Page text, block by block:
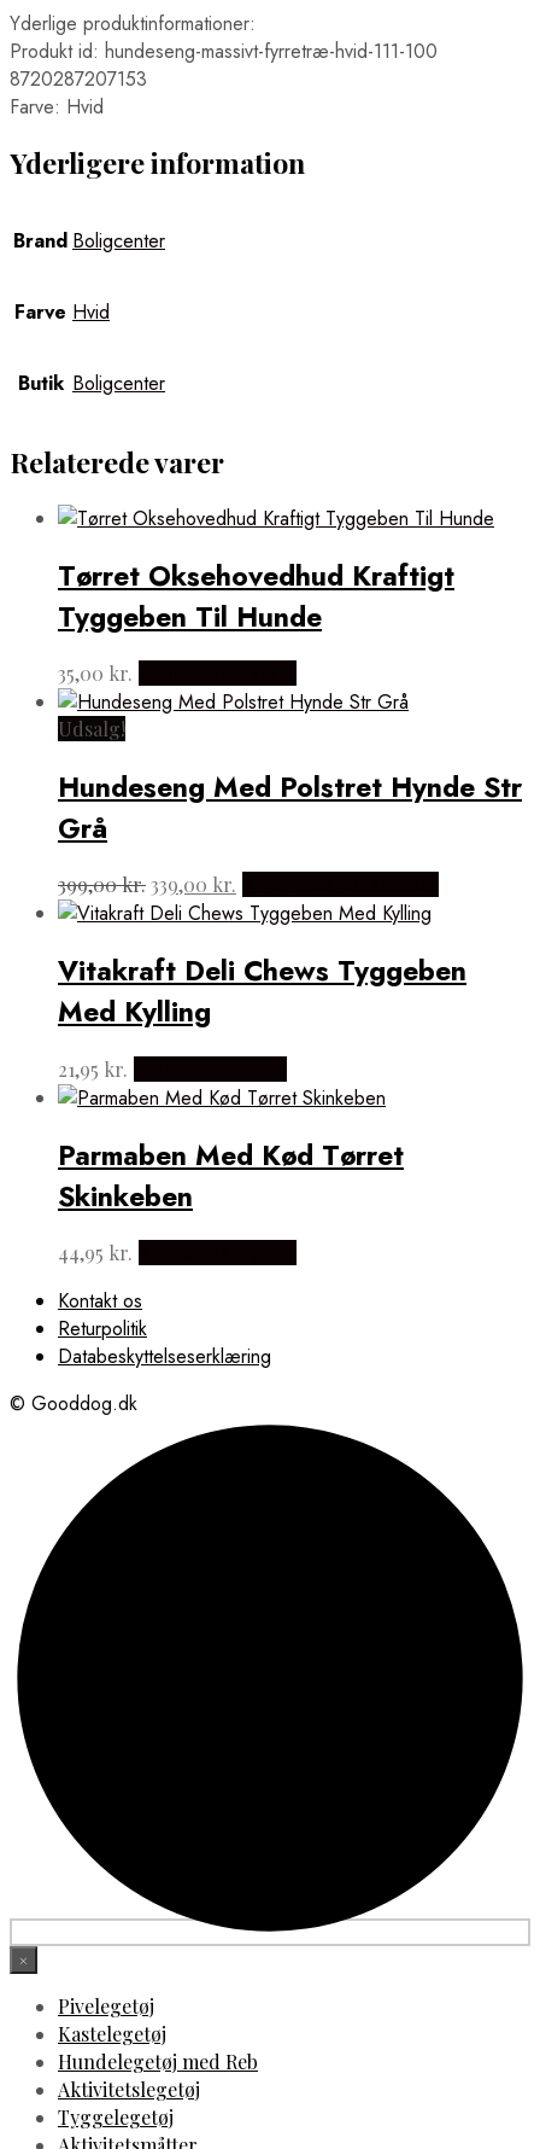
Yderlige produktinformationer:
Produkt id: hundeseng-massivt-fyrretræ-hvid-111-100
8720287207153
Farve: Hvid
Yderligere information
Brand Boligcenter
Farve Hvid
Butik Boligcenter
Relaterede varer
Tørret Oksehovedhud Kraftigt
Tyggeben Til Hunde
35,00 kr.
Udsalg!
Hundeseng Med Polstret Hynde Str
Grå
399,00kr.Den
oprindelige
var:
399,00 kr..
339,00 kr.
aktuelle
er:
339,00 kr..
Vitakraft Deli Chews Tyggeben
Med Kylling
21,95 kr.
Parmaben Med Kød Tørret
Skinkeben
44,95 kr.
Kontakt os
Returpolitik
Databeskyttelseserklæring
© Gooddog.dk
×
Pivelegetøj
Kastelegetøj
Hundelegetøj med Reb
Aktivitetslegetøj
Tyggelegetøj